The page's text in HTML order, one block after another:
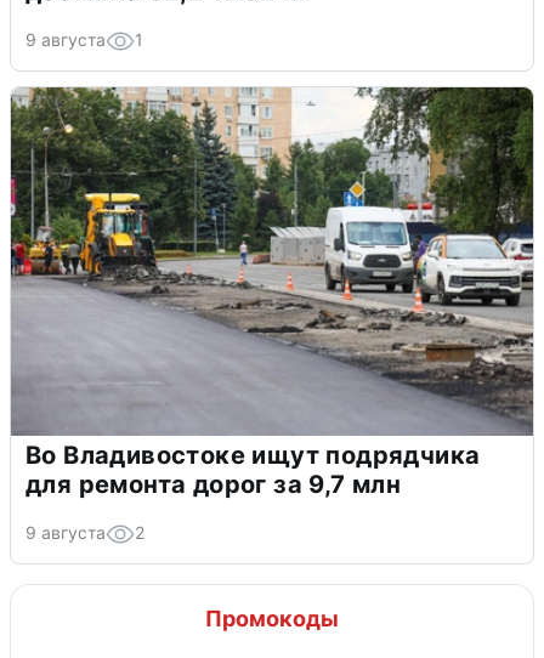
9 августа 1
Во Владивостоке ищут подрядчика
для ремонта дорог за 9,7 млн
9 августа 2
Промокоды